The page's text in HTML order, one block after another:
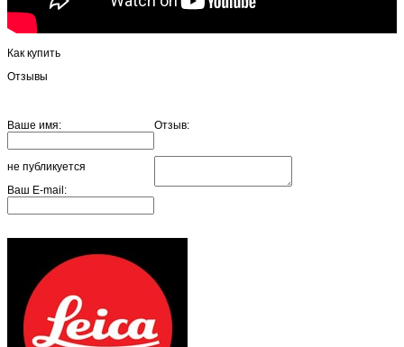
Как купить
Отзывы
Ваше имя: Отзыв:
не публикуется
Ваш E-mail: